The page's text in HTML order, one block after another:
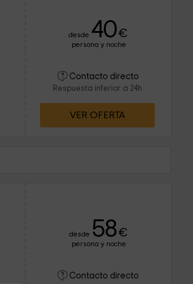
desde 40€
persona y noche
Contacto directo
Respuesta inferior a 24h
VER OFERTA
desde 58€
persona y noche
Contacto directo